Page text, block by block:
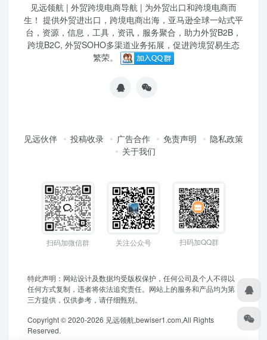
见远领航 | 外贸跨境电商导航 | 为外贸出口和跨境电商而
生！ 提供外贸进出口，跨境电商出海，亚马逊全球一站式平
台，资源，信息，工具，资讯，服务聚合，助力外贸B2B，
跨境B2C, 外贸SOHO多渠道业务拓展，促进跨境贸易生态
繁荣。
见远伙伴 投稿收录 广告合作 免责声明
隐私政策
关于我们
扫码加微信群 关注公众号 扫码加QQ群
特此声明：网站设计及数据均受版权保护，任何公司及个人不得以
任何方式复制，违者将依法追究责任。网站上的服务和产品均为第
三方提供，仅供参考，请仔细甄别。
Copyright © 2020-2026 见远领航,bewiser1.com,All Rights
Reserved.